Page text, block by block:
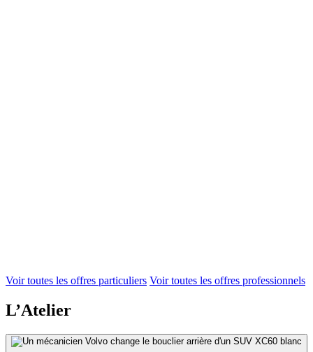
Voir toutes les offres particuliers Voir toutes les offres professionnels
L’Atelier